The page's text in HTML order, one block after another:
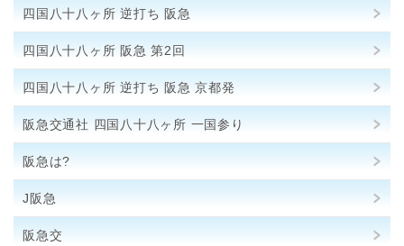
四国八十八ヶ所 逆打ち 阪急
四国八十八ヶ所 阪急 第2回
四国八十八ヶ所 逆打ち 阪急 京都発
阪急交通社 四国八十八ヶ所 一国参り
阪急は?
J阪急
阪急交